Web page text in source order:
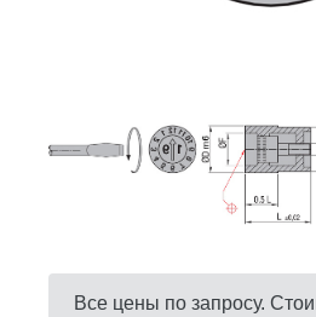
Все цены по запросу.